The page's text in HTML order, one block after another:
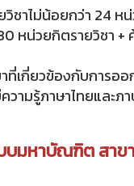
วิชาไม่น้อยกว่า 24 ห
หน่วยกิตรายวิชา
ที่เกี่ยวข้องกับการอ
วามรู้ภาษาไทยและ
มหาบัณฑิต สาข